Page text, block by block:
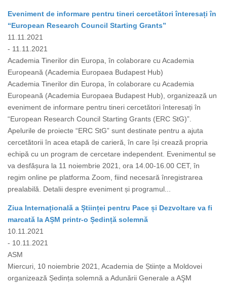
Eveniment de informare pentru tineri cercetători înteresați în
“European Research Council Starting Grants”
11.11.2021
- 11.11.2021
Academia Tinerilor din Europa, în colaborare cu Academia
Europeană (Academia Europaea Budapest Hub)
Academia Tinerilor din Europa, în colaborare cu Academia
Europeană (Academia Europaea Budapest Hub), organizează un
eveniment de informare pentru tineri cercetători înteresați în
“European Research Council Starting Grants (ERC StG)”.
Apelurile de proiecte “ERC StG” sunt destinate pentru a ajuta
cercetătorii în acea etapă de carieră, în care își crează propria
echipă cu un program de cercetare independent. Evenimentul se
va desfășura la 11 noiembrie 2021, ora 14.00-16.00 CET, în
regim online pe platforma Zoom, fiind necesară înregistrarea
prealabilă. Detalii despre eveniment și programul...
Ziua Internațională a Științei pentru Pace și Dezvoltare va fi
marcată la AȘM printr-o Ședință solemnă
10.11.2021
- 10.11.2021
ASM
Miercuri, 10 noiembrie 2021, Academia de Științe a Moldovei
organizează Ședința solemnă a Adunării Generale a AŞM